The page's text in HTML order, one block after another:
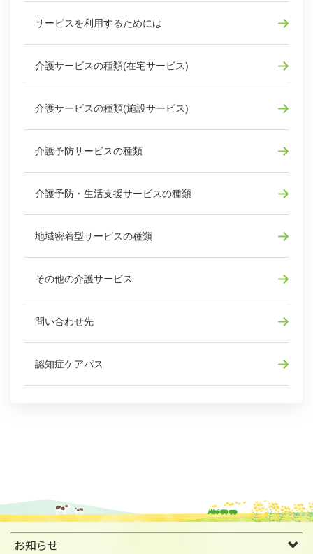
サービスを利用するためには
介護サービスの種類(在宅サービス)
介護サービスの種類(施設サービス)
介護予防サービスの種類
介護予防・生活支援サービスの種類
地域密着型サービスの種類
その他の介護サービス
問い合わせ先
認知症ケアパス
お知らせ